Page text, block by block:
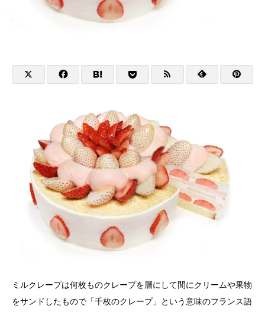
ミルクレープは何枚ものクレープを層にして間にクリームや果物
をサンドしたもので「千枚のクレープ」という意味のフランス語